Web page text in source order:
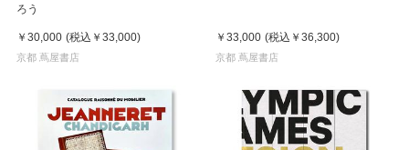
ろう
￥30,000 (税込 ￥33,000)
京都 蔦屋書店
￥33,000 (税込 ￥36,300)
京都 蔦屋書店